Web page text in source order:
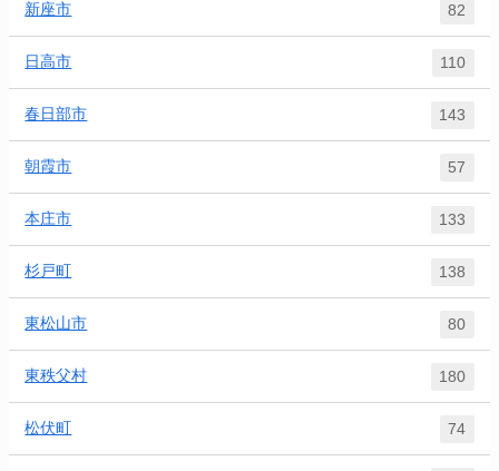
新座市 82
日高市 110
春日部市 143
朝霞市 57
本庄市 133
杉戸町 138
東松山市 80
東秩父村 180
松伏町 74